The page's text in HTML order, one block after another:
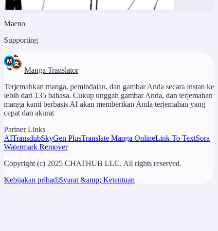
Maeno
Supporting
Manga Translator
Terjemahkan manga, pemindaian, dan gambar Anda secara instan ke
lebih dari 135 bahasa. Cukup unggah gambar Anda, dan terjemahan
manga kami berbasis AI akan memberikan Anda terjemahan yang
cepat dan akurat
Partner Links
AITransdubSkyGen PlusTranslate Manga OnlineLink To TextSora
Watermark Remover
Copyright (c) 2025 CHATHUB LLC. All rights reserved.
Kebijakan pribadiSyarat &amp; Ketentuan